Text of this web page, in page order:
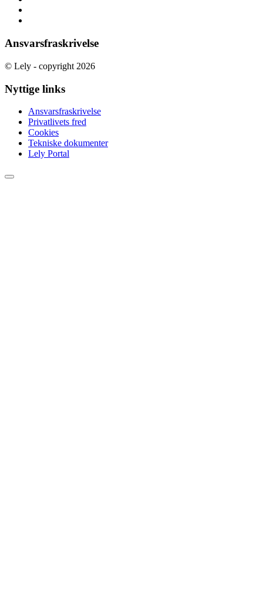
Ansvarsfraskrivelse
© Lely - copyright 2026
Nyttige links
Ansvarsfraskrivelse
Privatlivets fred
Cookies
Tekniske dokumenter
Lely Portal